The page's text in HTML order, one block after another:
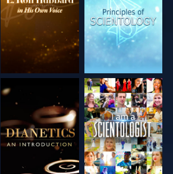
SÉRIES
SÉRIES
DÉCOUVRIR LES
SÉRIES
REGARDER